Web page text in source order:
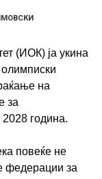
(ИОК) ја укина
на
за
година.
повеќе не
федерации за